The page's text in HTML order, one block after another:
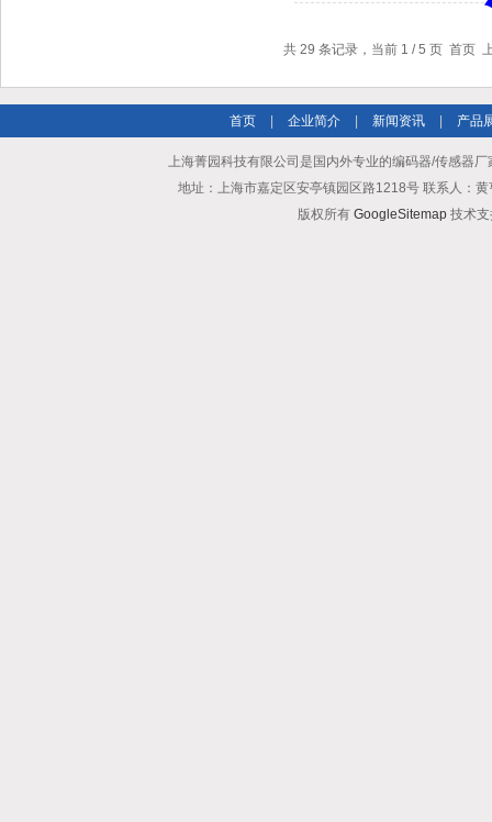
共 29 条记录，当前 1 / 5 页 首页
首页 企业简介 新闻资讯 产品
上海菁园科技有限公司是国内外专业的编码器/传感器
地址：上海市嘉定区安亭镇园区路1218号 联系人：
版权所有 GoogleSitemap技术支